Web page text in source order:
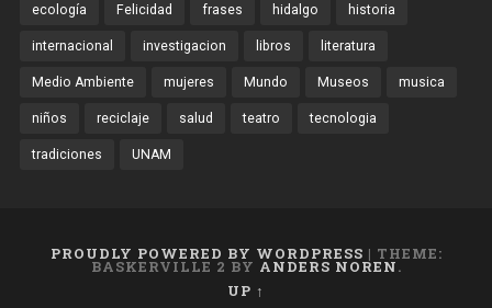
ecología Felicidad frases hidalgo historia
internacional investigacion libros literatura
Medio Ambiente mujeres Mundo Museos musica
niños reciclaje salud teatro tecnologia
tradiciones UNAM
PROUDLY POWERED BY WORDPRESS | THEME:
BASKERVILLE 2 BY ANDERS NOREN.
UP ↑